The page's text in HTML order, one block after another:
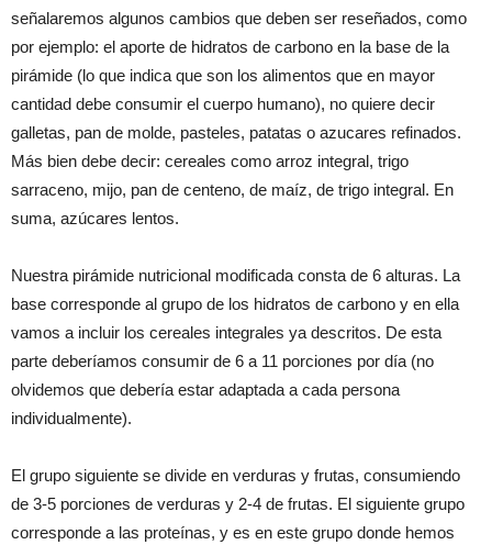
señalaremos algunos cambios que deben ser reseñados, como
por ejemplo: el aporte de hidratos de carbono en la base de la
pirámide (lo que indica que son los alimentos que en mayor
cantidad debe consumir el cuerpo humano), no quiere decir
galletas, pan de molde, pasteles, patatas o azucares refinados.
Más bien debe decir: cereales como arroz integral, trigo
sarraceno, mijo, pan de centeno, de maíz, de trigo integral. En
suma, azúcares lentos.
Nuestra pirámide nutricional modificada consta de 6 alturas. La
base corresponde al grupo de los hidratos de carbono y en ella
vamos a incluir los cereales integrales ya descritos. De esta
parte deberíamos consumir de 6 a 11 porciones por día (no
olvidemos que debería estar adaptada a cada persona
individualmente).
El grupo siguiente se divide en verduras y frutas, consumiendo
de 3-5 porciones de verduras y 2-4 de frutas. El siguiente grupo
corresponde a las proteínas, y es en este grupo donde hemos